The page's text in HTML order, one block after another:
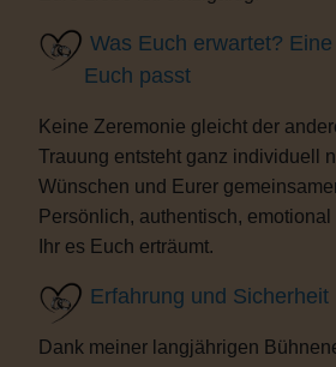
Was Euch erwartet?
Euch passt
Keine Zeremonie gleicht der
Trauung entsteht ganz individuell
Wünschen und Eurer
Persönlich, authentisch,
Ihr es Euch erträumt.
Erfahrung und Sicherheit
Dank meiner langjährigen